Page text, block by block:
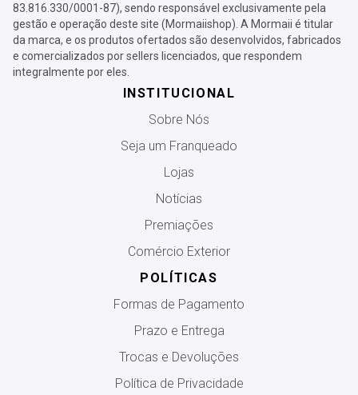
83.816.330/0001-87), sendo responsável exclusivamente pela
gestão e operação deste site (Mormaiishop). A Mormaii é titular
da marca, e os produtos ofertados são desenvolvidos, fabricados
e comercializados por sellers licenciados, que respondem
integralmente por eles.
INSTITUCIONAL
Sobre Nós
Seja um Franqueado
Lojas
Notícias
Premiações
Comércio Exterior
POLÍTICAS
Formas de Pagamento
Prazo e Entrega
Trocas e Devoluções
Política de Privacidade